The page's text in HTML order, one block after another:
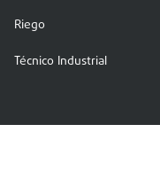
Riego
Técnico Industrial